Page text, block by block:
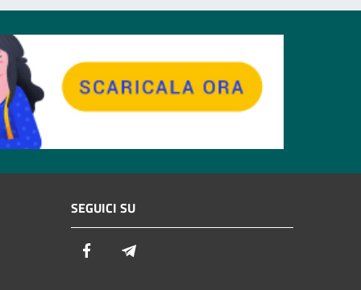
SEGUICI SU
Facebook